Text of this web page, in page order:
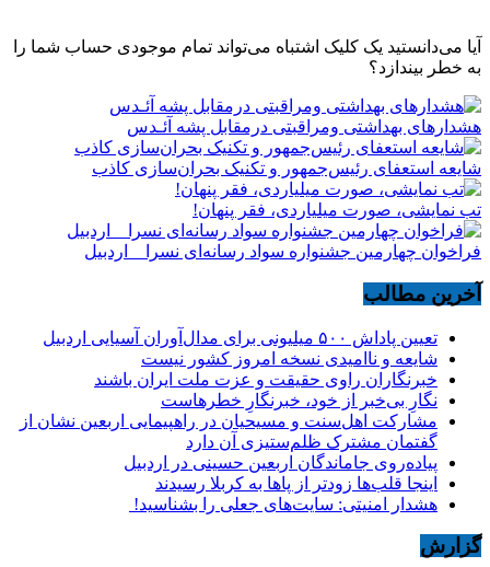
آیا می‌دانستید یک کلیک اشتباه می‌تواند تمام موجودی حساب شما را
به خطر بیندازد؟
هشدارهاى بهداشتى ومراقبتى درمقابل پشه آئـدس
شایعه استعفای رئیس‌جمهور و تکنیک بحران‌سازی کاذب
تب نمایشی، صورت میلیاردی، فقر پنهان!
فراخوان چهارمین جشنواره سواد رسانه‌ای نسرا _ اردبیل
آخرین مطالب
تعیین پاداش ۵۰۰ میلیونی برای مدال‌آوران آسیایی اردبیل
شایعه و ناامیدی نسخه امروز کشور نیست
خبرنگاران راوی حقیقت و عزت ملت ایران باشند
نگارِ بی‌خبر از خود، خبرنگارِ خطرهاست
مشارکت اهل‌سنت و مسیحیان در راهپیمایی اربعین نشان از
گفتمان مشترک ظلم‌ستیزی آن دارد
پیاده‌روی جاماندگان اربعین حسینی در اردبیل
اینجا قلب‌ها زودتر از پاها به کربلا رسیدند
هشدار امنیتی: سایت‌های جعلی را بشناسید!
گزارش